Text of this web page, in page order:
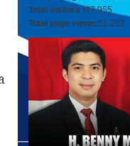
Total visitors :47,955
Total page views:51,252